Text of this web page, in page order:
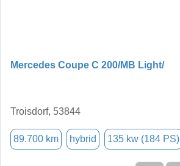
Mercedes Coupe C 200/MB Light/
Troisdorf, 53844
89.700 km hybrid 135 kw (184 PS)